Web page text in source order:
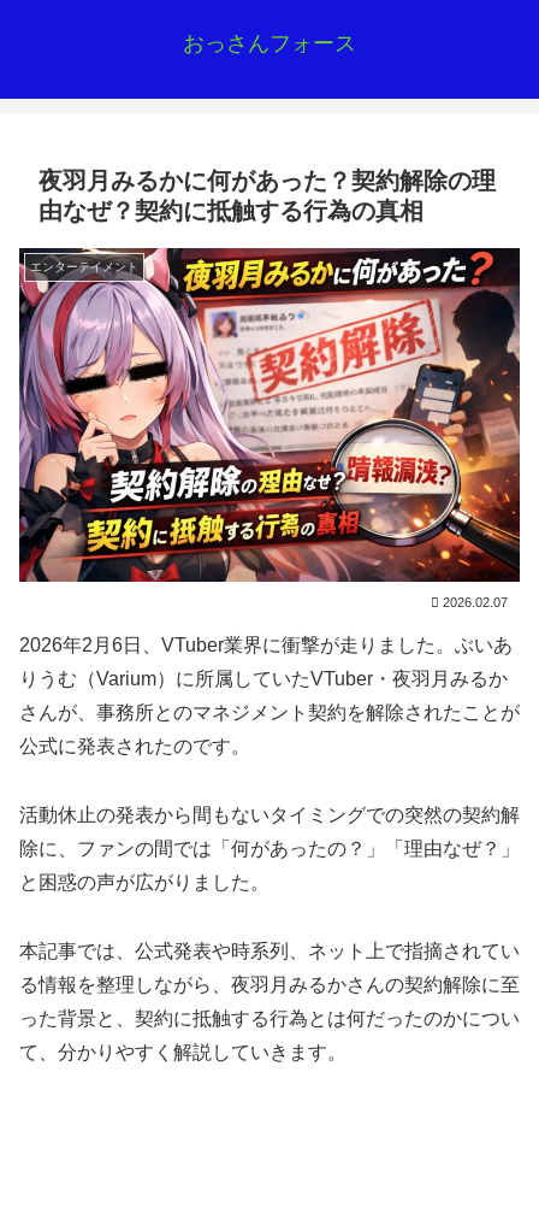
おっさんフォース
夜羽月みるかに何があった？契約解除の理
由なぜ？契約に抵触する行為の真相
エンターテイメント
2026.02.07
2026年2月6日、VTuber業界に衝撃が走りました。ぶいあ
りうむ（Varium）に所属していたVTuber・夜羽月みるか
さんが、事務所とのマネジメント契約を解除されたことが
公式に発表されたのです。
活動休止の発表から間もないタイミングでの突然の契約解
除に、ファンの間では「何があったの？」「理由なぜ？」
と困惑の声が広がりました。
本記事では、公式発表や時系列、ネット上で指摘されてい
る情報を整理しながら、夜羽月みるかさんの契約解除に至
った背景と、契約に抵触する行為とは何だったのかについ
て、分かりやすく解説していきます。